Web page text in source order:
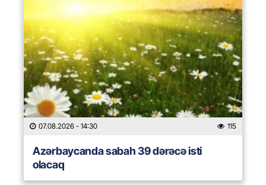
07.08.2026 - 14:30 115
Azərbaycanda sabah 39 dərəcə isti
olacaq